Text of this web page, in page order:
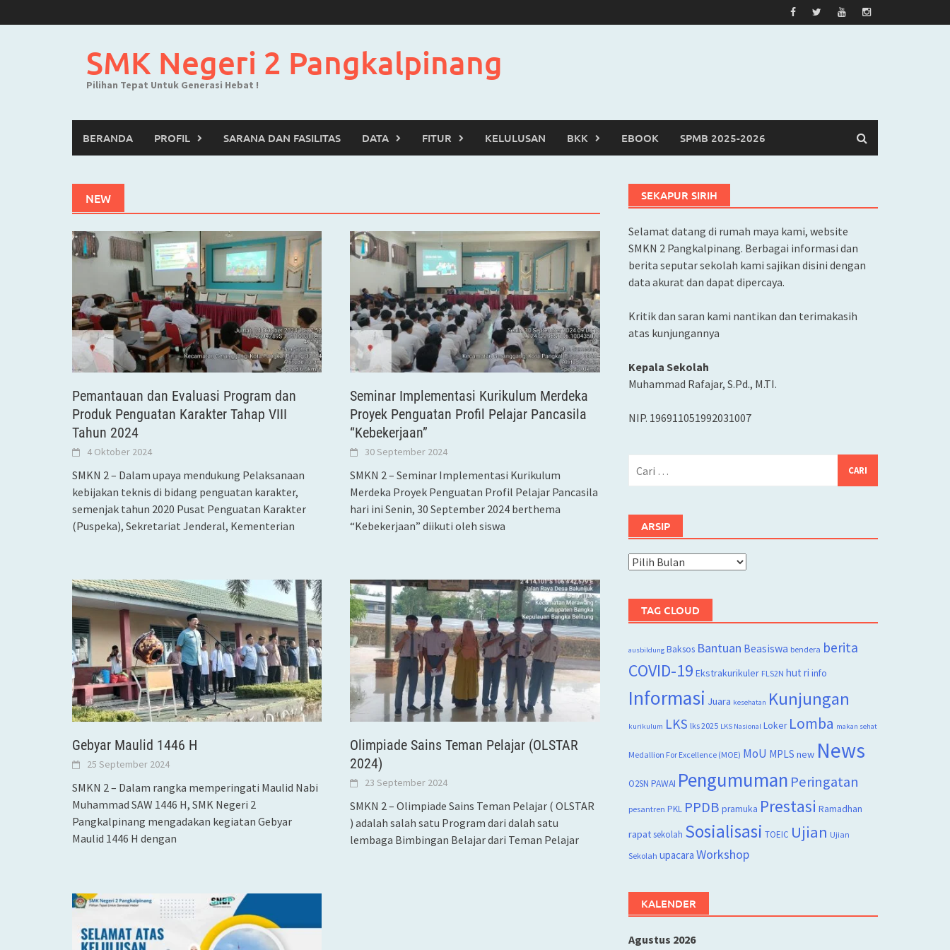
to
SMK Negeri 2 Pangkalpinang
Pilihan Tepat Untuk Generasi Hebat !
BERANDA PROFIL SARANA DAN FASILITAS DATA FITUR KELULUSAN BKK EBOOK SPMB 2025-2026
NEW
Pemantauan dan Evaluasi Program dan
Produk Penguatan Karakter Tahap VIII
Tahun 2024
4 Oktober 2024
SMKN 2 – Dalam upaya mendukung Pelaksanaan
kebijakan teknis di bidang penguatan karakter,
semenjak tahun 2020 Pusat Penguatan Karakter
(Puspeka), Sekretariat Jenderal, Kementerian
Seminar Implementasi Kurikulum Merdeka
Proyek Penguatan Profil Pelajar Pancasila
“Kebekerjaan”
30 September 2024
SMKN 2 – Seminar Implementasi Kurikulum
Merdeka Proyek Penguatan Profil Pelajar Pancasila
hari ini Senin, 30 September 2024 berthema
“Kebekerjaan” diikuti oleh siswa
Gebyar Maulid 1446 H
25 September 2024
SMKN 2 – Dalam rangka memperingati Maulid Nabi
Muhammad SAW 1446 H, SMK Negeri 2
Pangkalpinang mengadakan kegiatan Gebyar
Maulid 1446 H dengan
Olimpiade Sains Teman Pelajar (OLSTAR
2024)
23 September 2024
SMKN 2 – Olimpiade Sains Teman Pelajar ( OLSTAR
) adalah salah satu Program dari dalah satu
lembaga Bimbingan Belajar dari Teman Pelajar
SEKAPUR SIRIH
Selamat datang di rumah maya kami, website
SMKN 2 Pangkalpinang. Berbagai informasi dan
berita seputar sekolah kami sajikan disini dengan
data akurat dan dapat dipercaya.
Kritik dan saran kami nantikan dan terimakasih
atas kunjungannya
Kepala Sekolah
Muhammad Rafajar, S.Pd., M.TI.
NIP. 196911051992031007
ARSIP
Arsip
TAG CLOUD
ausbildung Baksos Bantuan Beasiswa bendera berita
COVID-19 Ekstrakurikuler FLS2N hut ri info
Informasi Juara kesehatan Kunjungan
kurikulum LKS lks 2025 LKS Nasional Loker Lomba makan sehat
Medallion For Excellence (MOE) MoU MPLS new News
O2SN PAWAI Pengumuman Peringatan
pesantren PKL PPDB pramuka Prestasi Ramadhan
rapatsekolah Sosialisasi TOEIC Ujian Ujian
Sekolah upacara Workshop
KALENDER
Agustus 2026